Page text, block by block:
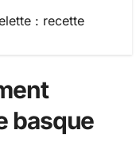
: recette
basque